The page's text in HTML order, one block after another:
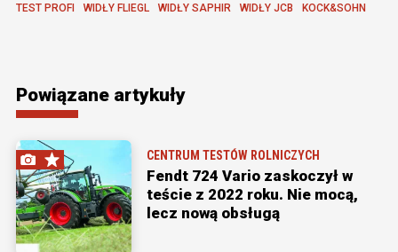
TEST PROFI
WIDŁY FLIEGL WIDŁY SAPHIR WIDŁY JCB KOCK&SOHN
Powiązane artykuły
CENTRUM TESTÓW ROLNICZYCH
Fendt 724 Vario zaskoczył w
teście z 2022 roku. Nie mocą,
lecz nową obsługą